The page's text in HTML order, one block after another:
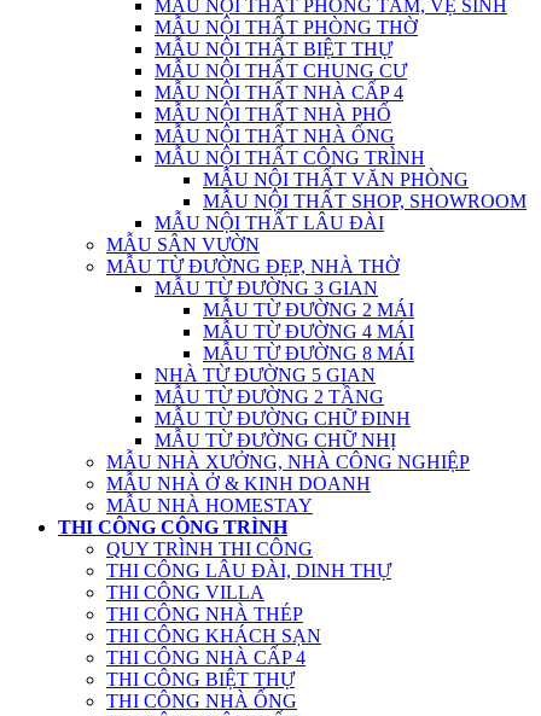
MẪU NỘI THẤT PHÒNG TẮM, VỆ SINH
MẪU NỘI THẤT PHÒNG THỜ
MẪU NỘI THẤT BIỆT THỰ
MẪU NỘI THẤT CHUNG CƯ
MẪU NỘI THẤT NHÀ CẤP 4
MẪU NỘI THẤT NHÀ PHỐ
MẪU NỘI THẤT NHÀ ỐNG
MẪU NỘI THẤT CÔNG TRÌNH
MẪU NỘI THẤT VĂN PHÒNG
MẪU NỘI THẤT SHOP, SHOWROOM
MẪU NỘI THẤT LÂU ĐÀI
MẪU SÂN VƯỜN
MẪU TỪ ĐƯỜNG ĐẸP, NHÀ THỜ
MẪU TỪ ĐƯỜNG 3 GIAN
MẪU TỪ ĐƯỜNG 2 MÁI
MẪU TỪ ĐƯỜNG 4 MÁI
MẪU TỪ ĐƯỜNG 8 MÁI
NHÀ TỪ ĐƯỜNG 5 GIAN
MẪU TỪ ĐƯỜNG 2 TẦNG
MẪU TỪ ĐƯỜNG CHỮ ĐINH
MẪU TỪ ĐƯỜNG CHỮ NHỊ
MẪU NHÀ XƯỞNG, NHÀ CÔNG NGHIỆP
MẪU NHÀ Ở & KINH DOANH
MẪU NHÀ HOMESTAY
THI CÔNG CÔNG TRÌNH
QUY TRÌNH THI CÔNG
THI CÔNG LÂU ĐÀI, DINH THỰ
THI CÔNG VILLA
THI CÔNG NHÀ THÉP
THI CÔNG KHÁCH SẠN
THI CÔNG NHÀ CẤP 4
THI CÔNG BIỆT THỰ
THI CÔNG NHÀ ỐNG